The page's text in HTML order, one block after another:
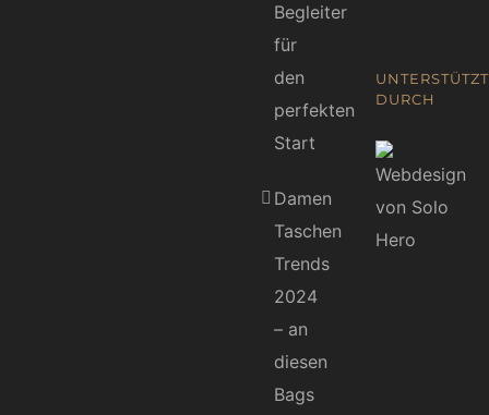
Begleiter
für
den
perfekten
Start
Damen
Taschen
Trends
2024
– an
diesen
Bags
UNTERSTÜTZT
DURCH